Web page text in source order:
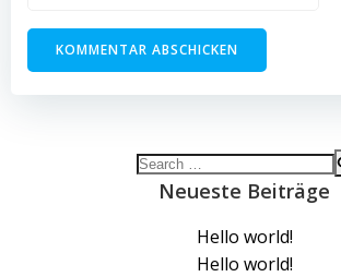
Search
for:Neueste Beiträge
Hello world!
Hello world!